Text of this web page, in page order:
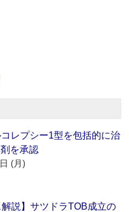
レプシー1型を包括的に治
を承認
(月)
解説】サツドラTOB成立の